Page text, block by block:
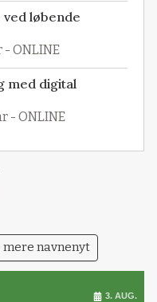
løbende
ONLINE
med digital
- ONLINE
mere navnenyt
3. AUG.